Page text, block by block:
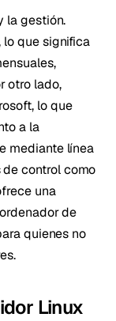
la gestión.
lo que significa
otro lado,
lo que
a la
mediante línea
control como
una
de
quienes no
Linux